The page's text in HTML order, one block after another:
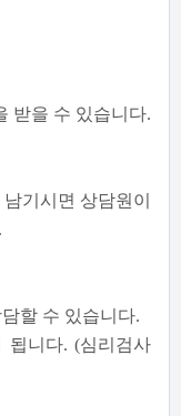
받을 수 있습니다.
기시면 상담원이
할 수 있습니다.
됩니다. (심리검사